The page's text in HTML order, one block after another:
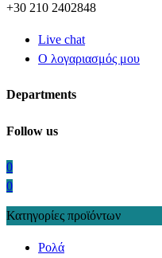
+30 210 2402848
Live chat
Ο λογαριασμός μου
Departments
Follow us
0
0
Κατηγορίες προϊόντων
Ρολά